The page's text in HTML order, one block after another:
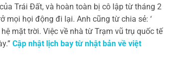
Trái Đất, và hoàn toàn bị cô lập từ tháng 2
mọi họi động đi lại. Anh cũng từ chia sẻ: ‘
mặt trời. Việc về nhà từ Trạm vũ trụ quốc tế
Cập nhật lịch bay từ nhật bản về việt